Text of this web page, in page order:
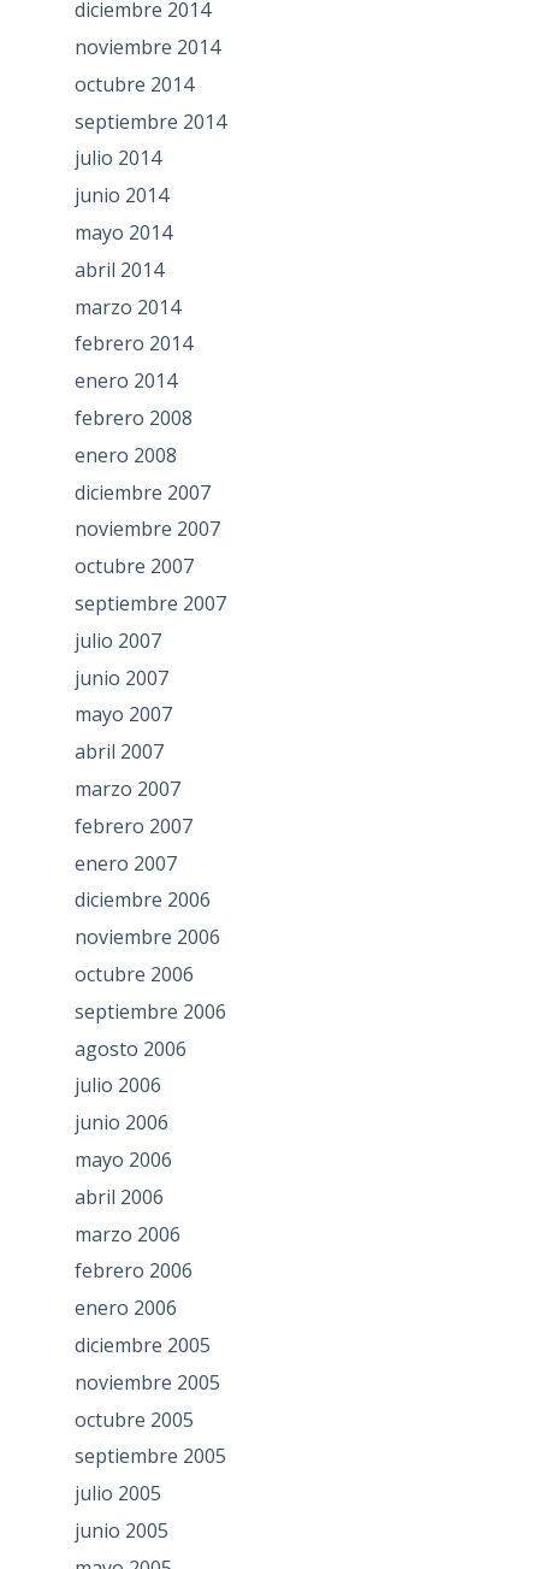
diciembre 2014
noviembre 2014
octubre 2014
septiembre 2014
julio 2014
junio 2014
mayo 2014
abril 2014
marzo 2014
febrero 2014
enero 2014
febrero 2008
enero 2008
diciembre 2007
noviembre 2007
octubre 2007
septiembre 2007
julio 2007
junio 2007
mayo 2007
abril 2007
marzo 2007
febrero 2007
enero 2007
diciembre 2006
noviembre 2006
octubre 2006
septiembre 2006
agosto 2006
julio 2006
junio 2006
mayo 2006
abril 2006
marzo 2006
febrero 2006
enero 2006
diciembre 2005
noviembre 2005
octubre 2005
septiembre 2005
julio 2005
junio 2005